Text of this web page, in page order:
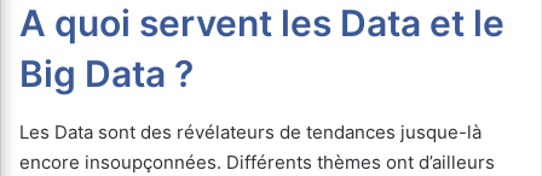
A quoi servent les Data et le
Big Data ?
Les Data sont des révélateurs de tendances jusque-là
encore insoupçonnées. Différents thèmes ont d’ailleurs